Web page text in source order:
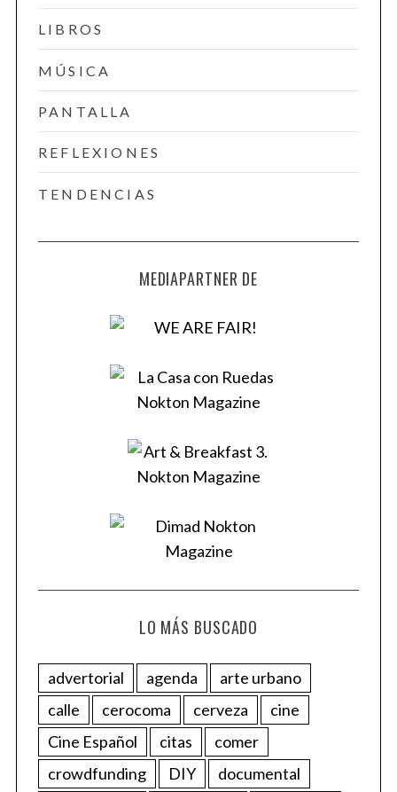
LIBROS
MÚSICA
PANTALLA
REFLEXIONES
TENDENCIAS
MEDIAPARTNER DE
LO MÁS BUSCADO
advertorial agenda
arte urbano
calle
cerocoma cerveza
cine
Cine Español
citas
comer
crowdfunding
DIY
documental